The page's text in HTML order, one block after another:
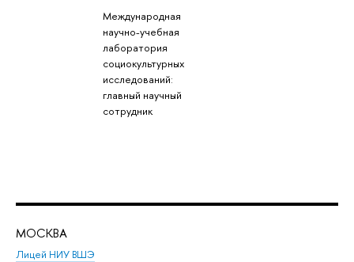
Международная
научно-учебная
лаборатория
социокультурных
исследований:
главный научный
сотрудник
МОСКВА
Лицей НИУ ВШЭ